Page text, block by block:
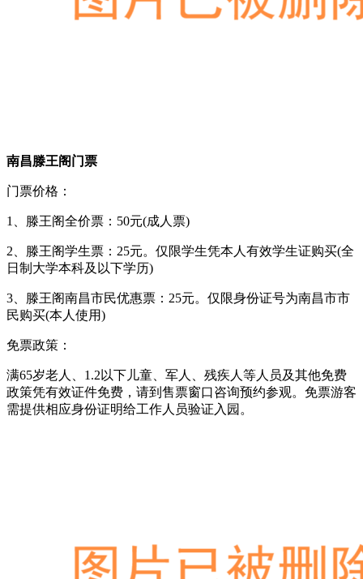
南昌滕王阁门票
门票价格：
1、滕王阁全价票：50元(成人票)
2、滕王阁学生票：25元。仅限学生凭本人有效学生证购买(全
日制大学本科及以下学历)
3、滕王阁南昌市民优惠票：25元。仅限身份证号为南昌市市
民购买(本人使用)
免票政策：
满65岁老人、1.2以下儿童、军人、残疾人等人员及其他免费
政策凭有效证件免费，请到售票窗口咨询预约参观。免票游客
需提供相应身份证明给工作人员验证入园。